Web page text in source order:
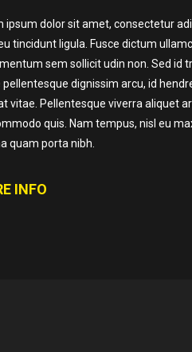
ipsum dolor sit amet, consectetur
tincidunt ligula. Fusce dictum
sem sollicit udin non. Sed id
pellentesque dignissim arcu, id
vitae. Pellentesque viverra aliquet
quis. Nam tempus, nisl eu
quam porta nibh.
INFO